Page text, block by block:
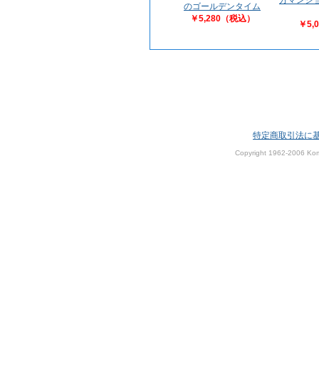
のゴールデンタイム
￥5,280（税込）
￥
特定商取引法に
Copyright 1962-2006